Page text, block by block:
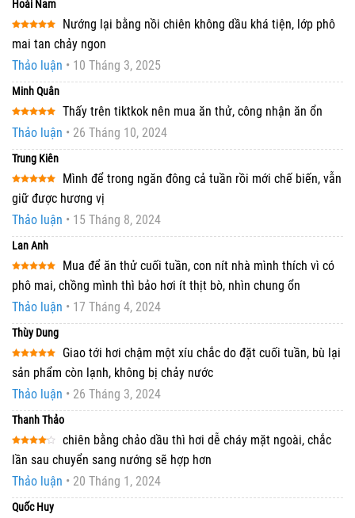
Hoài Nam
hạng55
Nướng lại bằng nồi chiên không dầu khá tiện, lớp phô
mai tan chảy ngon
Thảo luận • 10 Tháng 3, 2025
Minh Quân
hạng5
5
Thấy trên tiktkok nên mua ăn thử, công nhận ăn ổn
Thảo luận • 26 Tháng 10, 2024
Trung Kiên
Được xếp
hạng55
Mình để trong ngăn đông cả tuần rồi mới chế biến, vẫn
giữ được hương vị
Thảo luận • 15 Tháng 8, 2024
Lan Anh
hạng 55
Mua để ăn thử cuối tuần, con nít nhà mình thích vì có
phô mai, chồng mình thì bảo hơi ít thịt bò, nhìn chung ổn
Thảo luận • 17 Tháng 4, 2024
Thùy Dung
Được xếp
hạng 55
Giao tới hơi chậm một xíu chắc do đặt cuối tuần, bù lại
sản phẩm còn lạnh, không bị chảy nước
Thảo luận • 26 Tháng 3, 2024
Thanh Thảo
Được
xếp
5 sao
chiên bằng chảo dầu thì hơi dễ cháy mặt ngoài, chắc
lần sau chuyển sang nướng sẽ hợp hơn
Thảo luận • 20 Tháng 1, 2024
Quốc Huy